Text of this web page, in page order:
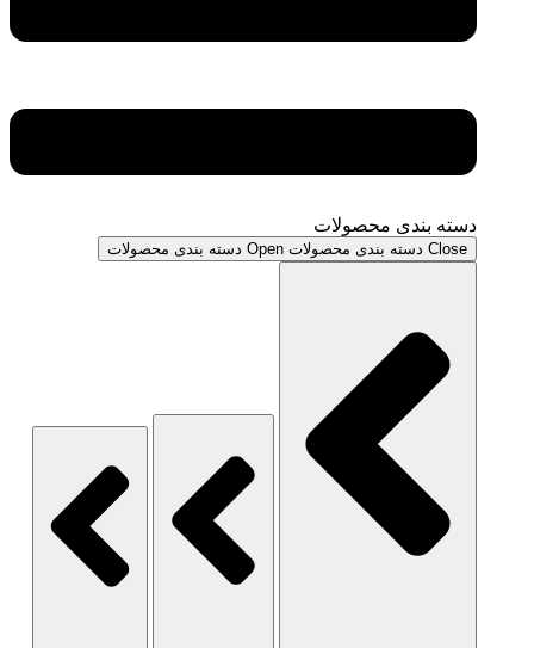
دسته بندی محصولات
Close دسته بندی محصولات Open دسته بندی محصولات